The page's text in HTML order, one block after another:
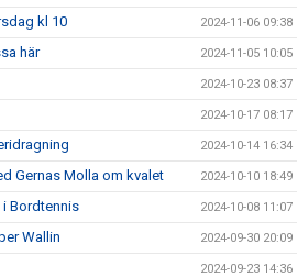
kl 10 2024-11-06 09:38
här 2024-11-05 10:05
2024-10-23 08:37
2024-10-17 08:17
2024-10-14 16:34
Gernas Molla om kvalet 2024-10-10 18:49
i Bordtennis 2024-10-08 11:07
Wallin 2024-09-30 20:09
2024-09-23 14:36